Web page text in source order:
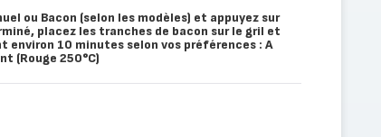
ou Bacon (selon les modèles) et appuyez sur
placez les tranches de bacon sur le gril et
environ 10 minutes selon vos préférences : A
(Rouge 250°C)